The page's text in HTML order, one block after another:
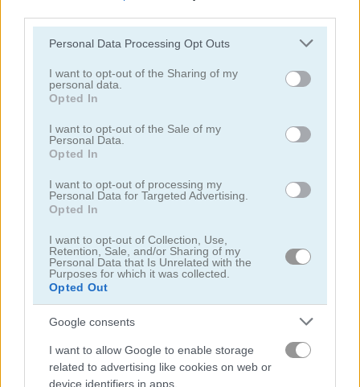
Please note that this website/app uses one or more Google
not limited to your visit or usage behaviour. You may click to
grant or deny consent to Google and its third-party tags to
use your data for below specified purposes in below Google
consent section.
Personal Data Processing Opt Outs
I want to opt-out of the Sharing of my
personal data.
Opted In
I want to opt-out of the Sale of my
Personal Data.
Opted In
I want to opt-out of processing my
Personal Data for Targeted Advertising.
Opted In
I want to opt-out of Collection, Use,
Retention, Sale, and/or Sharing of my
Personal Data that Is Unrelated with the
Purposes for which it was collected.
Opted Out
Google consents
I want to allow Google to enable storage
related to advertising like cookies on web or
device identifiers in apps.
시뮬레이션
피아노
게임플레이 영상